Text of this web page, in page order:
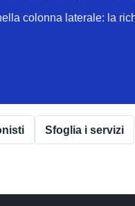
colonna laterale: la
Sfoglia i servizi